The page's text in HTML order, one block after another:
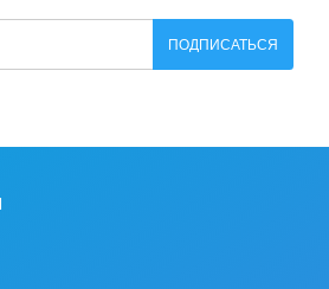
ПОДПИСАТЬСЯ